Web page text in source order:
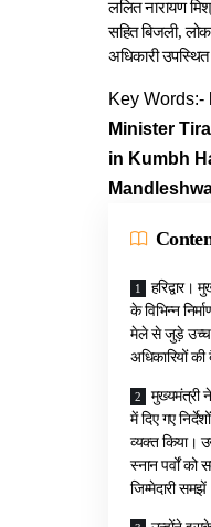
ललित नारायण
सहित बिजली,
अधिकारी
Key Words:-
Minister
in Kumbh
हरिद्वार।
के विभिन्न
मेले से जुड़े
अधिकारियों
मुख्यमंत्री
में दिए गए
व्यक्त किया।
स्नान पर्वों को
जिम्मेदारी